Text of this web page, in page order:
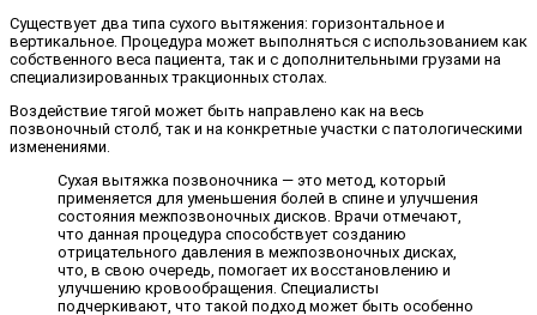
Существует два типа сухого вытяжения: горизонтальное и
вертикальное. Процедура может выполняться с использованием как
собственного веса пациента, так и с дополнительными грузами на
специализированных тракционных столах.
Воздействие тягой может быть направлено как на весь
позвоночный столб, так и на конкретные участки с патологическими
изменениями.
Сухая вытяжка позвоночника — это метод, который
применяется для уменьшения болей в спине и улучшения
состояния межпозвоночных дисков. Врачи отмечают,
что данная процедура способствует созданию
отрицательного давления в межпозвоночных дисках,
что, в свою очередь, помогает их восстановлению и
улучшению кровообращения. Специалисты
подчеркивают, что такой подход может быть особенно